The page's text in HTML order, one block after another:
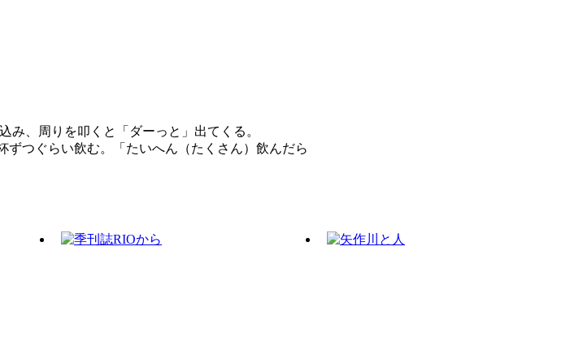
、周りを叩くと「ダーっと」出てくる。
つぐらい飲む。「たいへん（たくさん）飲んだら